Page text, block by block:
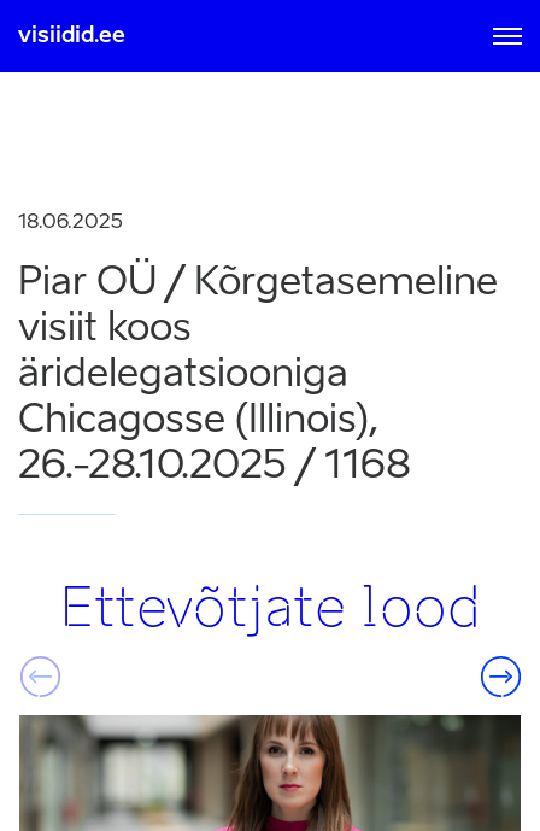
visiidid.ee
tingimustega, mis on loetavad
18.06.2025
Piar OÜ / Kõrgetasemeline
visiit koos
äridelegatsiooniga
Chicagosse (Illinois),
26.-28.10.2025 / 1168
Ettevõtjate lood